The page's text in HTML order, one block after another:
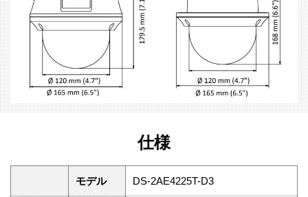
仕様
モデル DS-2AE4225T-D3